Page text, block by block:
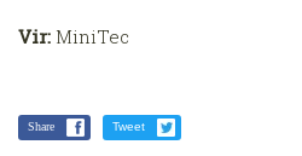
Vir: MiniTec
Share Tweet